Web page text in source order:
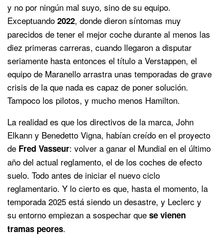
y no por ningún mal suyo, sino de su equipo.
Exceptuando 2022, donde dieron síntomas muy
parecidos de tener el mejor coche durante al menos las
diez primeras carreras, cuando llegaron a disputar
seriamente hasta entonces el título a Verstappen, el
equipo de Maranello arrastra unas temporadas de grave
crisis de la que nada es capaz de poner solución.
Tampoco los pilotos, y mucho menos Hamilton.
La realidad es que los directivos de la marca, John
Elkann y Benedetto Vigna, habían creído en el proyecto
de Fred Vasseur: volver a ganar el Mundial en el último
año del actual reglamento, el de los coches de efecto
suelo. Todo antes de iniciar el nuevo ciclo
reglamentario. Y lo cierto es que, hasta el momento, la
temporada 2025 está siendo un desastre, y Leclerc y
su entorno empiezan a sospechar que se vienen
tramas peores.